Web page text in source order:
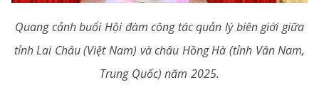
Quang cảnh buổi Hội đàm công tác quản lý biên giới giữa
tỉnh Lai Châu (Việt Nam) và châu Hồng Hà (tỉnh Vân Nam,
Trung Quốc) năm 2025.